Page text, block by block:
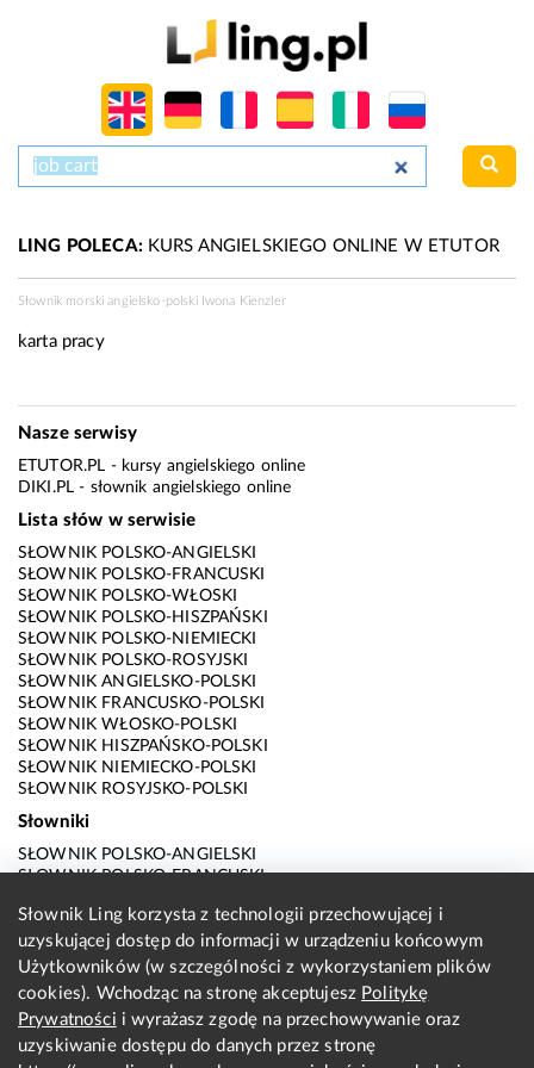
LING POLECA:KURS ANGIELSKIEGO ONLINE W ETUTOR
Słownik morski angielsko-polski Iwona Kienzler
karta pracy
Nasze serwisy
ETUTOR.PL - kursy angielskiego online
DIKI.PL - słownik angielskiego online
Lista słów w serwisie
SŁOWNIK POLSKO-ANGIELSKI
SŁOWNIK POLSKO-FRANCUSKI
SŁOWNIK POLSKO-WŁOSKI
SŁOWNIK POLSKO-HISZPAŃSKI
SŁOWNIK POLSKO-NIEMIECKI
SŁOWNIK POLSKO-ROSYJSKI
SŁOWNIK ANGIELSKO-POLSKI
SŁOWNIK FRANCUSKO-POLSKI
SŁOWNIK WŁOSKO-POLSKI
SŁOWNIK HISZPAŃSKO-POLSKI
SŁOWNIK NIEMIECKO-POLSKI
SŁOWNIK ROSYJSKO-POLSKI
Słowniki
SŁOWNIK POLSKO-ANGIELSKI
SŁOWNIK POLSKO-FRANCUSKI
SŁOWNIK POLSKO-HISZPAŃSKI
SŁOWNIK POLSKO-NIEMIECKI
SŁOWNIK POLSKO-ROSYJSKI
SŁOWNIK ANGIELSKO-POLSKI
SŁOWNIK FRANCUSKO-POLSKI
SŁOWNIK WŁOSKO-POLSKI
SŁOWNIK HISZPAŃSKO-POLSKI
Słownik Ling korzysta z technologii przechowującej i
uzyskującej dostęp do informacji w urządzeniu końcowym
Użytkowników (w szczególności z wykorzystaniem plików
cookies). Wchodząc na stronę akceptujesz Politykę
Prywatności i wyrażasz zgodę na przechowywanie oraz
uzyskiwanie dostępu do danych przez stronę